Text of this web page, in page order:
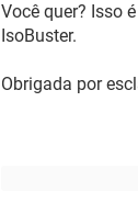
Você quer? Isso
IsoBuster.
Obrigada por